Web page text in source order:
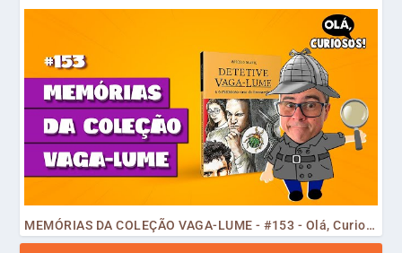
MEMÓRIAS DA COLEÇÃO VAGA-LUME - #153 - Olá, Curiosos! 2023